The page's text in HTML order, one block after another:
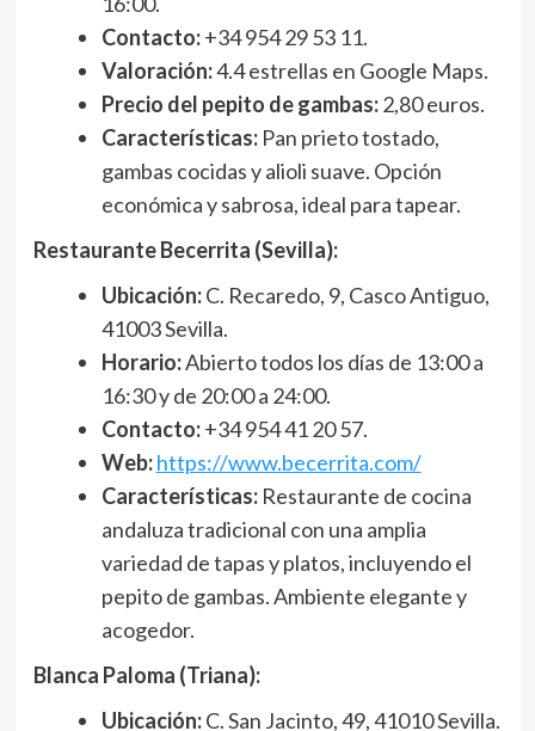
Contacto:+34 954 29 53 11.
Valoración:4.4 estrellas en Google Maps.
Precio del pepito de gambas:2,80 euros.
Características:Pan prieto tostado,
gambas cocidas y alioli suave. Opción
económica y sabrosa, ideal para tapear.
Restaurante Becerrita (Sevilla):
Ubicación:C. Recaredo, 9, Casco Antiguo,
41003 Sevilla.
Horario:Abierto todos los días de 13:00 a
16:30 y de 20:00 a 24:00.
Contacto:+34 954 41 20 57.
Web: https://www.becerrita.com/
Características:Restaurante de cocina
andaluza tradicional con una amplia
variedad de tapas y platos, incluyendo el
pepito de gambas. Ambiente elegante y
acogedor.
Blanca Paloma (Triana):
Ubicación:C. San Jacinto, 49, 41010 Sevilla.